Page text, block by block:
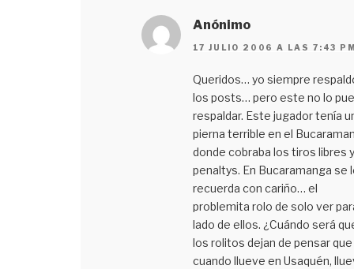
Anónimo
17 JULIO 2006 A LAS 7:43
Queridos… yo siempre
los posts… pero este no lo
respaldar. Este jugador tenía
pierna terrible en el
donde cobraba los tiros libres
penaltys. En Bucaramanga se
recuerda con cariño… el
problemita rolo de solo ver
lado de ellos. ¿Cuándo será
los rolitos dejan de pensar que
cuando llueve en Usaquén,